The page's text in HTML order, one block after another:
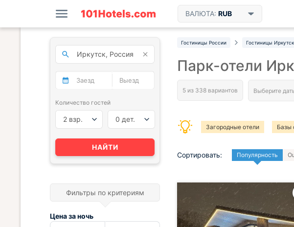
ВАЛЮТА: RUB
Гостиницы России Гостиницы
Парк-отели
Загородные отели Базы
Сортировать: Популярность
Количество гостей
2 взр. 0 дет.
НАЙТИ
Фильтры по критериям
Цена заночь